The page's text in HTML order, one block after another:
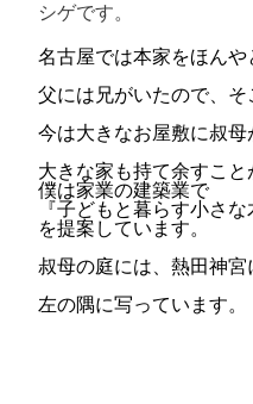
シゲです。
名古屋では本家をほんや
父には兄がいたので、そ
今は大きなお屋敷に叔母
大きな家も持て余すこと
僕は家業の建築業で
『子どもと暮らす小さな
を提案しています。
叔母の庭には、熱田神宮
左の隅に写っています。